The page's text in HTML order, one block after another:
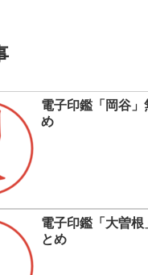
電子印鑑「岡谷
め
電子印鑑「大曽根
とめ